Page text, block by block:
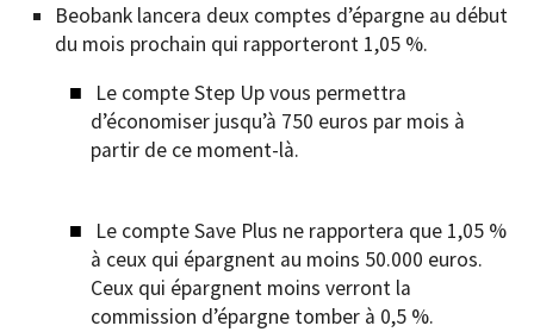
Beobank lancera deux comptes d’épargne au début
du mois prochain qui rapporteront 1,05 %.
Le compte Step Up vous permettra
d’économiser jusqu’à 750 euros par mois à
partir de ce moment-là.
Le compte Save Plus ne rapportera que 1,05 %
à ceux qui épargnent au moins 50.000 euros.
Ceux qui épargnent moins verront la
commission d’épargne tomber à 0,5 %.